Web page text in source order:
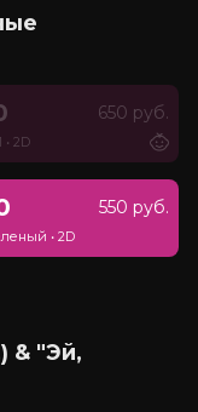
650 руб.
• 2D
550 руб.
• 2D
& "Эй,